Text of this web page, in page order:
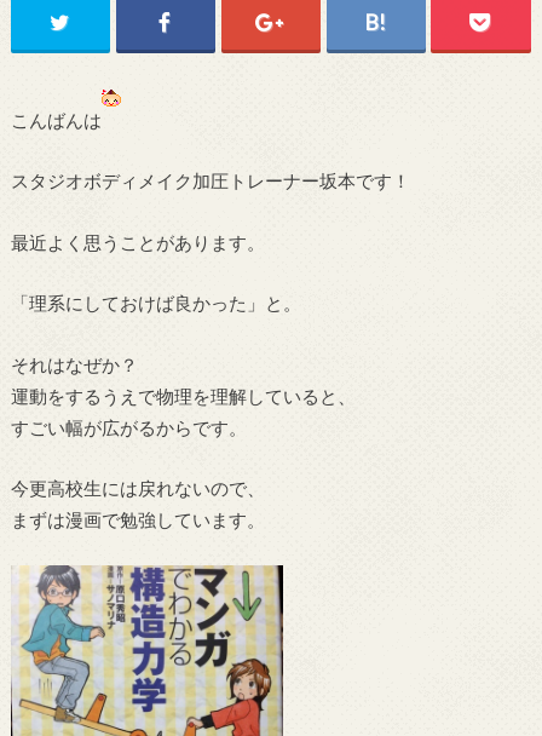
こんばんは
スタジオボディメイク加圧トレーナー坂本です！
最近よく思うことがあります。
「理系にしておけば良かった」と。
それはなぜか？
運動をするうえで物理を理解していると、
すごい幅が広がるからです。
今更高校生には戻れないので、
まずは漫画で勉強しています。